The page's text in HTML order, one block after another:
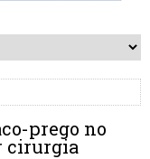
prego no
cirurgia